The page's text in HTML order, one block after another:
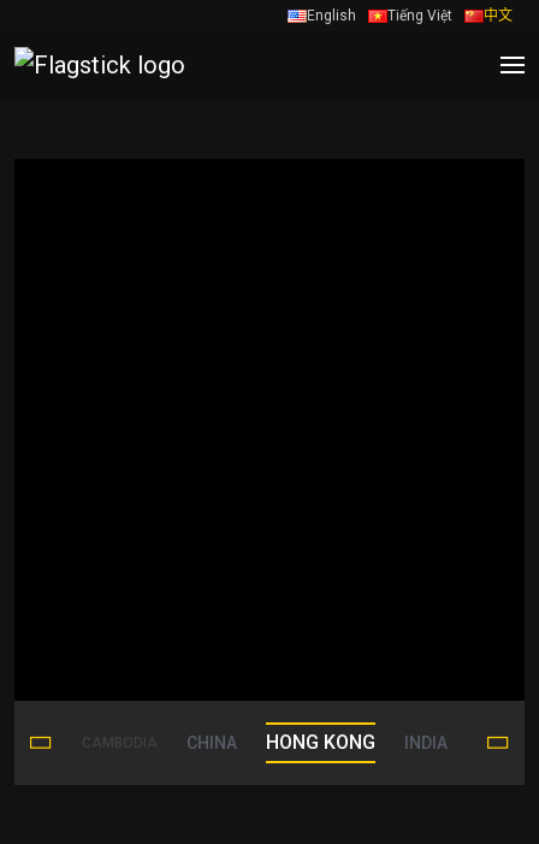
English Tiếng Việt 中文
CAMBODIA CHINA HONG KONG INDIA